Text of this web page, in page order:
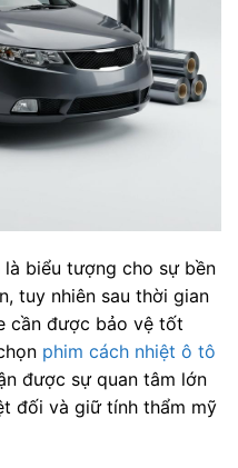
là biểu tượng cho sự bền
tuy nhiên sau thời gian
cần được bảo vệ tốt
phim cách nhiệt ô tô
được sự quan tâm lớn
đối và giữ tính thẩm mỹ